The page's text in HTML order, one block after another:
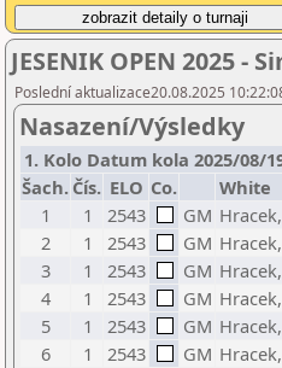
JESENIK OPEN 2025 -
Poslední aktualizace20.08.2025
Nasazení/Výsledky
1. Kolo Datum kola 2025/08/
Šach. Čís. ELO Co. White
1
1 2543 GM
2
1 2543 GM
3
1 2543 GM
4
1 2543 GM
5
1 2543 GM
6
1 2543 GM